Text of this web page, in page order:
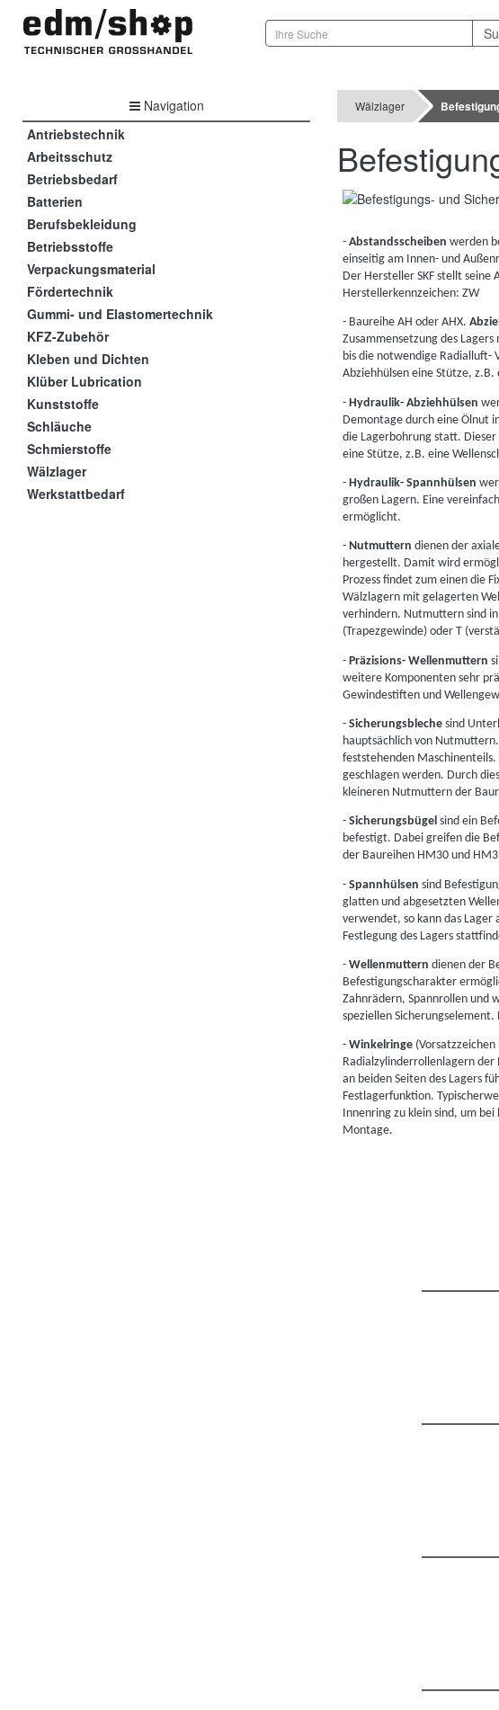
Navigation
Antriebstechnik
Arbeitsschutz
Betriebsbedarf
Batterien
Berufsbekleidung
Betriebsstoffe
Verpackungsmaterial
Fördertechnik
Gummi- und Elastomertechnik
KFZ-Zubehör
Kleben und Dichten
Klüber Lubrication
Kunststoffe
Schläuche
Schmierstoffe
Wälzlager
Werkstattbedarf
Wälzlager
- Abstandsscheiben werden
einseitig am Innen- und
Der Hersteller SKF stellt
Herstellerkennzeichen: ZW
- Baureihe AH oder AHX.
Zusammensetzung des
bis die notwendige Radialluft-
Abziehhülsen eine Stütze, z.B.
- Hydraulik- Abziehhülsen
Demontage durch eine Ölnut
die Lagerbohrung statt.
eine Stütze, z.B. eine
- Hydraulik- Spannhülsen
großen Lagern. Eine
ermöglicht.
- Nutmuttern dienen der
hergestellt. Damit wird
Prozess findet zum einen die
Wälzlagern mit gelagerten
verhindern. Nutmuttern sind
(Trapezgewinde) oder T
- Präzisions- Wellenmuttern
weitere Komponenten sehr
Gewindestiften und
- Sicherungsbleche sind
hauptsächlich von
feststehenden
geschlagen werden. Durch
kleineren Nutmuttern der
- Sicherungsbügel sind ein
befestigt. Dabei greifen die
der Baureihen HM30 und
- Spannhülsen sind
glatten und abgesetzten
verwendet, so kann das
Festlegung des Lagers
- Wellenmuttern dienen der
Befestigungscharakter
Zahnrädern, Spannrollen und
speziellen
- Winkelringe
Radialzylinderrollenlagern
an beiden Seiten des Lagers
Festlagerfunktion.
Innenring zu klein sind, um
Montage.